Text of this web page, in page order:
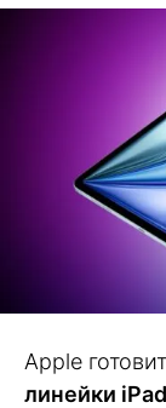
Apple
линейки iPad